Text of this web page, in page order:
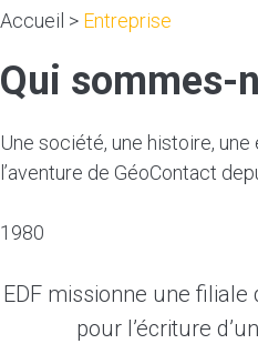
Accueil > Entreprise
Qui sommes-
Une société, une histoire,
l’aventure de GéoContact
1980
EDF missionne une filiale
pour l’écriture